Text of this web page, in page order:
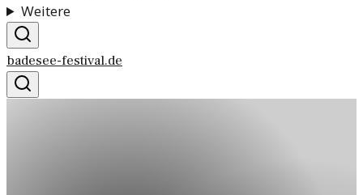
Weitere
badesee-festival.de